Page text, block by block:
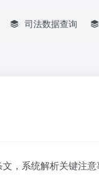
司法数据查询
，系统解析关键注